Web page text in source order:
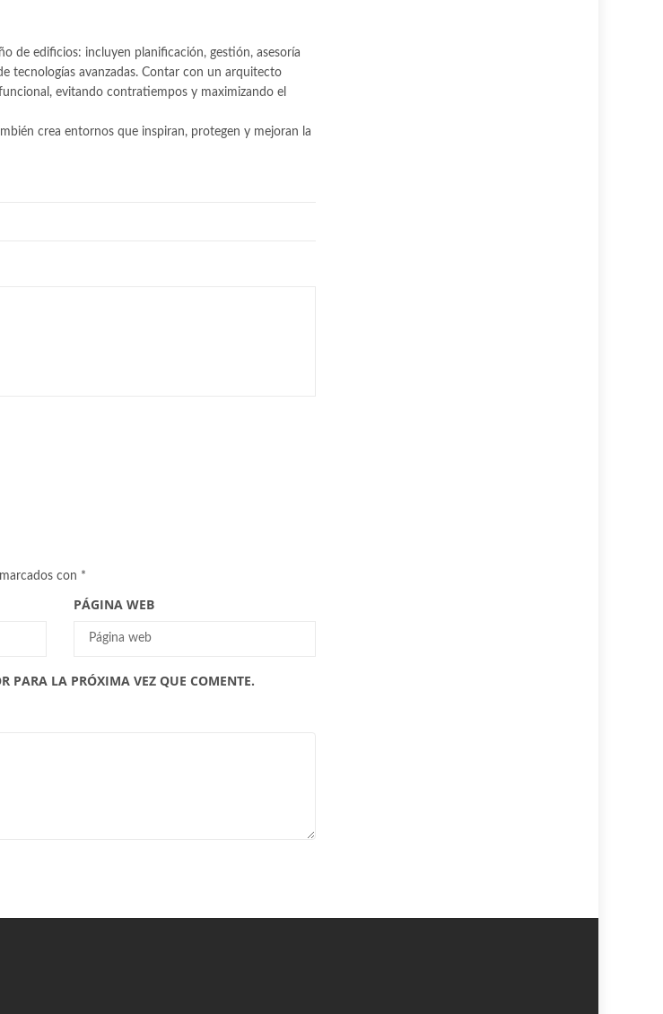
de edificios: incluyen planificación, gestión, asesoría
tecnologías avanzadas. Contar con un arquitecto
evitando contratiempos y maximizando el
crea entornos que inspiran, protegen y mejoran la
con *
PÁGINA WEB
PARA LA PRÓXIMA VEZ QUE COMENTE.